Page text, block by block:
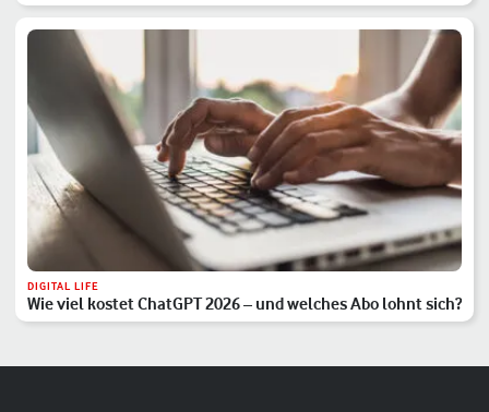
DIGITAL LIFE
Wie viel kostet ChatGPT 2026 – und welches Abo lohnt sich?